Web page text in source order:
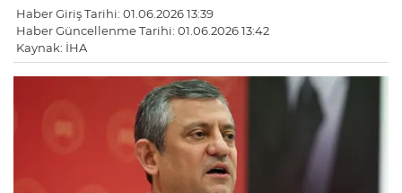
Haber Giriş Tarihi: 01.06.2026 13:39
Haber Güncellenme Tarihi: 01.06.2026 13:42
Kaynak: İHA